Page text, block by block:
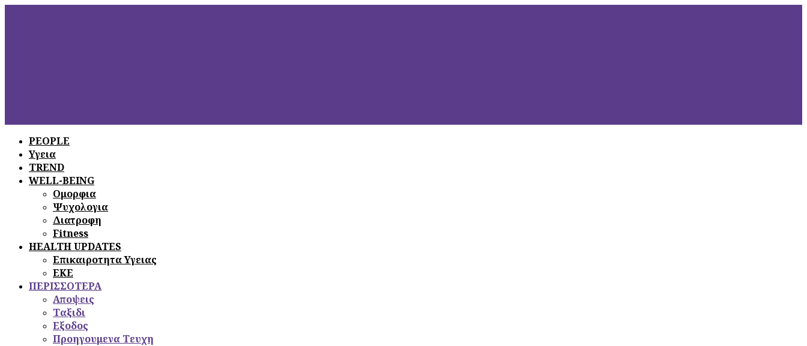
PEOPLE
Υγεια
TREND
WELL-BEING
Ομορφια
Ψυχολογια
Διατροφη
Fitness
HEALTH UPDATES
Επικαιροτητα Υγειας
ΕΚΕ
ΠΕΡΙΣΣΟΤΕΡΑ
Αποψεις
Ταξιδι
Εξοδος
Προηγουμενα Τευχη